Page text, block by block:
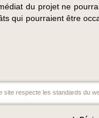
du projet ne
qui pourraient être
site respecte les standards du